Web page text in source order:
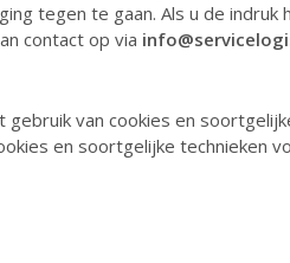
tegen te gaan. Als u de
contact op via
van cookies en
en soortgelijke technieken